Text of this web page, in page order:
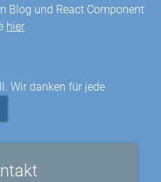
Blog und React Component
hier
Wir danken für jede